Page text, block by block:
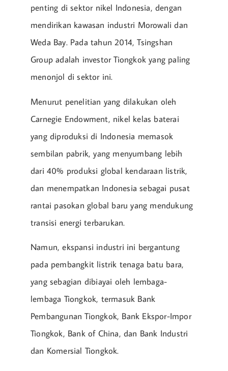
penting di sektor nikel Indonesia, dengan
mendirikan kawasan industri Morowali dan
Weda Bay. Pada tahun 2014, Tsingshan
Group adalah investor Tiongkok yang paling
menonjol di sektor ini.
Menurut penelitian yang dilakukan oleh
Carnegie Endowment, nikel kelas baterai
yang diproduksi di Indonesia memasok
sembilan pabrik, yang menyumbang lebih
dari 40% produksi global kendaraan listrik,
dan menempatkan Indonesia sebagai pusat
rantai pasokan global baru yang mendukung
transisi energi terbarukan.
Namun, ekspansi industri ini bergantung
pada pembangkit listrik tenaga batu bara,
yang sebagian dibiayai oleh lembaga-
lembaga Tiongkok, termasuk Bank
Pembangunan Tiongkok, Bank Ekspor-Impor
Tiongkok, Bank of China, dan Bank Industri
dan Komersial Tiongkok.